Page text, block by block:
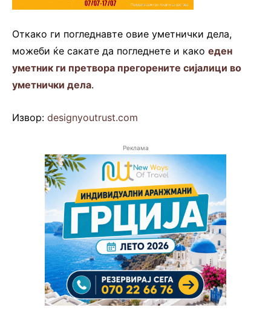
Откако ги погледнавте овие уметнички дела,
можеби ќе сакате да погледнете и како еден
уметник ги претвора прегорените сијалици во
уметнички дела.
Извор: designyoutrust.com
Реклама